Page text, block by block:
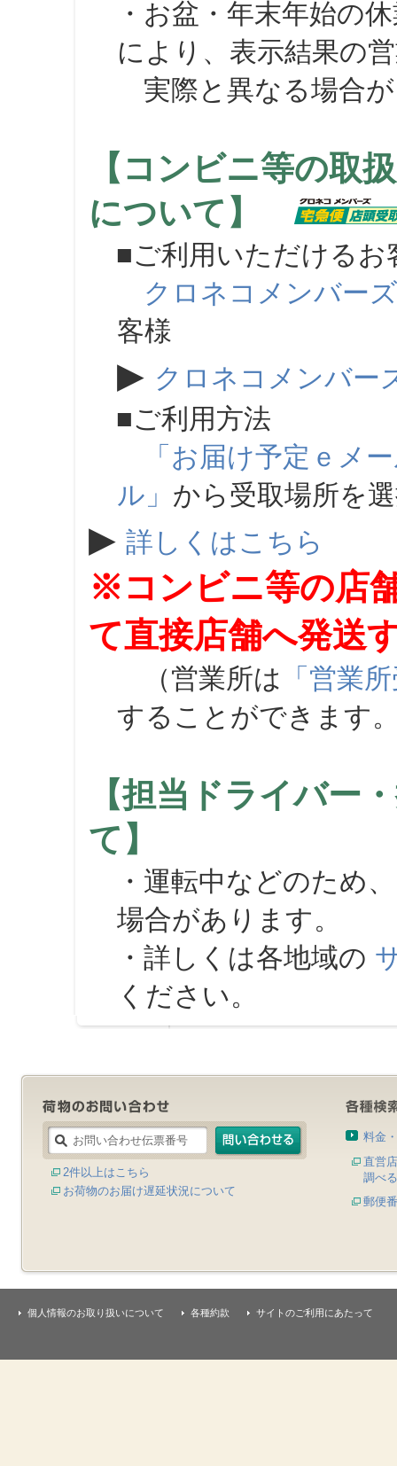
・お盆・年末年始の
により、表示結果の
実際と異なる場合が
【コンビニ等の取
について】
■ご利用いただけるお
クロネコメンバーズ
客様
▶ クロネコメンバー
■ご利用方法
「お届け予定ｅメ
ル」 から受取場所を
▶ 詳しくはこちら
※コンビニ等の店
て直接店舗へ発送
（営業所は 「営業
することができます
【担当ドライバー
て】
・運転中などのため
場合があります。
・詳しくは各地域の
ください。
2件以上はこちら
お荷物のお届け遅延状況について
料金
直営
調べる
郵便
個人情報のお取り扱いについて 各種約款 サイトのご利用にあたって